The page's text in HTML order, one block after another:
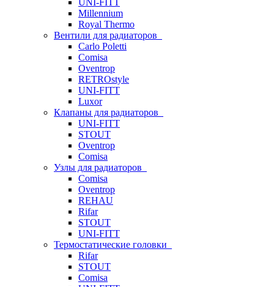
UNI-FITT
Millennium
Royal Thermo
Вентили для радиаторов
Carlo Poletti
Comisa
Oventrop
RETROstyle
UNI-FITT
Luxor
Клапаны для радиаторов
UNI-FITT
STOUT
Oventrop
Comisa
Узлы для радиаторов
Comisa
Oventrop
REHAU
Rifar
STOUT
UNI-FITT
Термостатические головки
Rifar
STOUT
Comisa